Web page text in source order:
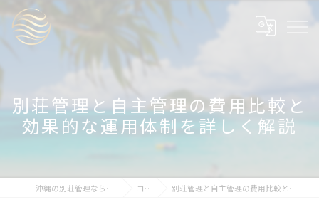
別荘管理と自主管理の費用比較と
効果的な運用体制を詳しく解説
沖縄の別荘管理ならAir Fresh Okinawa コラム 別荘管理と自主管理の費用比較と効果的な運用体制を詳しく解説